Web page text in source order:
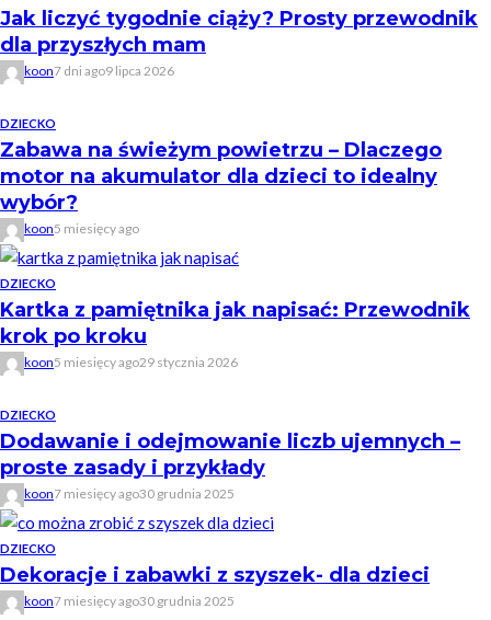
Jak liczyć tygodnie ciąży? Prosty przewodnik
dla przyszłych mam
koon7 dni ago9 lipca 2026
DZIECKO
Zabawa na świeżym powietrzu – Dlaczego
motor na akumulator dla dzieci to idealny
wybór?
koon5 miesięcy ago
DZIECKO
Kartka z pamiętnika jak napisać: Przewodnik
krok po kroku
koon5 miesięcy ago29 stycznia 2026
DZIECKO
Dodawanie i odejmowanie liczb ujemnych –
proste zasady i przykłady
koon7 miesięcy ago30 grudnia 2025
DZIECKO
Dekoracje i zabawki z szyszek- dla dzieci
koon7 miesięcy ago30 grudnia 2025